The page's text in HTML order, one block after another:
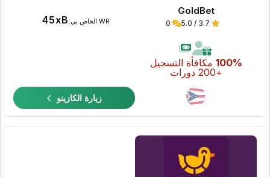
GoldBet
3.7 / 5.0
0
100%مكافأة التسجيل
+200 دورات
WR الخاص بي: 45xB
زيارة الكازينو